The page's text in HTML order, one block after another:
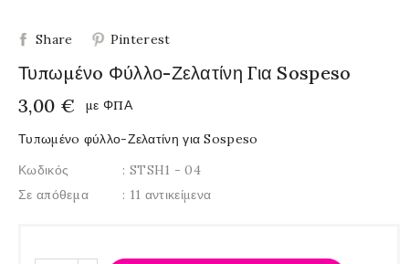
Share Pinterest
Τυπωμένo Φύλλο-Ζελατίνη Για Sospeso
3,00 €
με ΦΠΑ
Τυπωμένo φύλλο-Ζελατίνη για Sospeso
Κωδικός
: STSH1 - 04
Σε απόθεμα
: 11 αντικείμενα